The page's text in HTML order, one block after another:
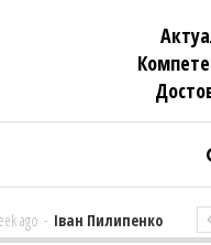
Іван Пилипенко